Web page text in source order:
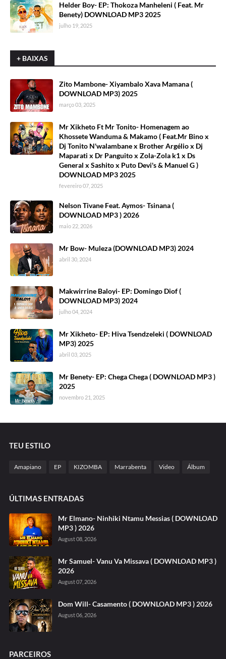
Helder Boy- EP: Thokoza Manheleni ( Feat. Mr
Benety) DOWNLOAD MP3 2025
julho 19, 2025
+ BAIXAS
Zito Mambone- Xiyambalo Xava Mamana (
DOWNLOAD MP3) 2025
março 03, 2025
Mr Xikheto Ft Mr Tonito- Homenagem ao
Khossete Wanduma & Makamo ( Feat.Mr Bino x
Dj Tonito N'walambane x Brother Argélio x Dj
Maparati x Dr Panguito x Zola-Zola k1 x Ds
General x Sashito x Puto Devi's & Manuel G )
DOWNLOAD MP3 2025
fevereiro 07, 2025
Nelson Tivane Feat. Aymos- Tsinana (
DOWNLOAD MP3 ) 2026
maio 22, 2026
Mr Bow- Muleza (DOWNLOAD MP3) 2024
abril 30, 2024
Makwirrine Baloyi- EP: Domingo Diof (
DOWNLOAD MP3) 2024
julho 04, 2024
Mr Xikheto- EP: Hiva Tsendzeleki ( DOWNLOAD
MP3) 2025
abril 03, 2025
Mr Benety- EP: Chega Chega ( DOWNLOAD MP3 )
2025
novembro 21, 2025
TEU ESTILO
Amapiano EP KIZOMBA Marrabenta Video Álbum
ÚLTIMAS ENTRADAS
Mr Elmano- Ninhiki Ntamu Messias ( DOWNLOAD
MP3 ) 2026
August 08, 2026
Mr Samuel- Vanu Va Missava ( DOWNLOAD MP3 )
2026
August 07, 2026
Dom Will- Casamento ( DOWNLOAD MP3 ) 2026
August 06, 2026
PARCEIROS